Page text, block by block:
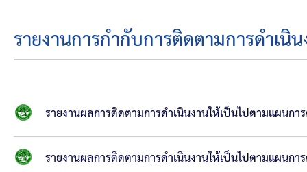
รายงานการกำกับการติดตามการดำเ
รายงานผลการติดตามการดำเนินงานให้เป็นไปตามแผน
รายงานผลการติดตามการดำเนินงานให้เป็นไปตามแผน